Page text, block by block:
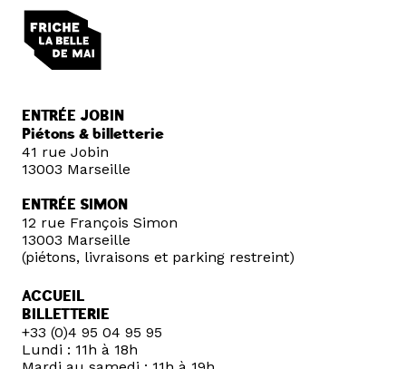
ENTRÉE JOBIN
Piétons & billetterie
41 rue Jobin
13003 Marseille
ENTRÉE SIMON
12 rue François Simon
13003 Marseille
(piétons, livraisons et parking restreint)
ACCUEIL
BILLETTERIE
+33 (0)4 95 04 95 95
Lundi : 11h à 18h